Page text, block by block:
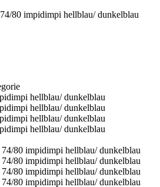
80 impidimpi hellblau/ dunkelblau